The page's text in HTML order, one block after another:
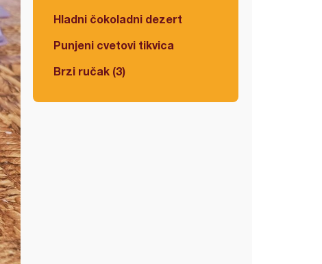
Hladni čokoladni dezert
Punjeni cvetovi tikvica
Brzi ručak (3)